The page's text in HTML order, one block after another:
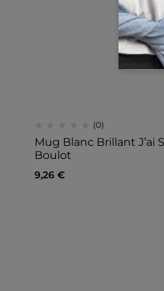
(0)
Mug Blanc Brillant J’ai
Boulot
9,26 €